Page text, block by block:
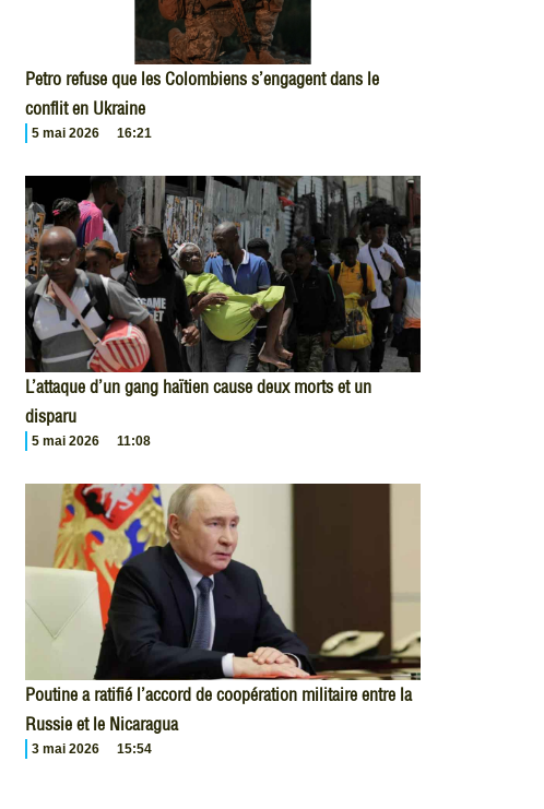
Petro refuse que les Colombiens s’engagent dans le
conflit en Ukraine
5 mai 2026 16:21
L’attaque d’un gang haïtien cause deux morts et un
disparu
5 mai 2026 11:08
Poutine a ratifié l’accord de coopération militaire entre la
Russie et le Nicaragua
3 mai 2026 15:54